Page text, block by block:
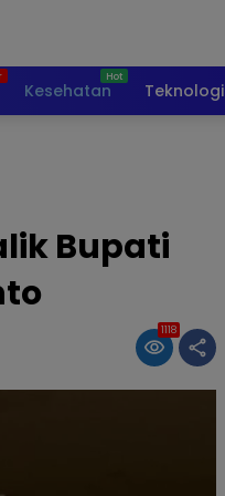
Kesehatan Teknologi
Bupati
1118